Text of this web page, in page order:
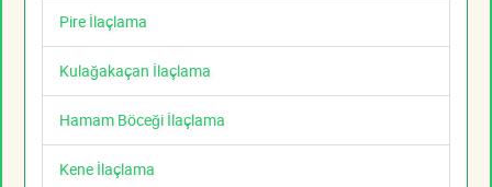
Pire İlaçlama
Kulağakaçan İlaçlama
Hamam Böceği İlaçlama
Kene İlaçlama